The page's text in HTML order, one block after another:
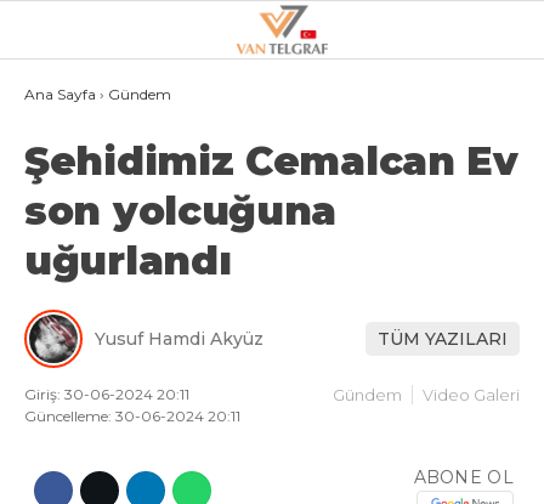
19.3°
GALERİ VİDEO
VAN
BÖLGE
GÜNDEM
SPOR
MAGAZIN
Ana Sayfa › Gündem
Şehidimiz Cemalcan Ev
son yolcuğuna
uğurlandı
Yusuf Hamdi Akyüz TÜM YAZILARI
Giriş: 30-06-2024 20:11
Güncelleme: 30-06-2024 20:11
Gündem Video Galeri
ABONE OL